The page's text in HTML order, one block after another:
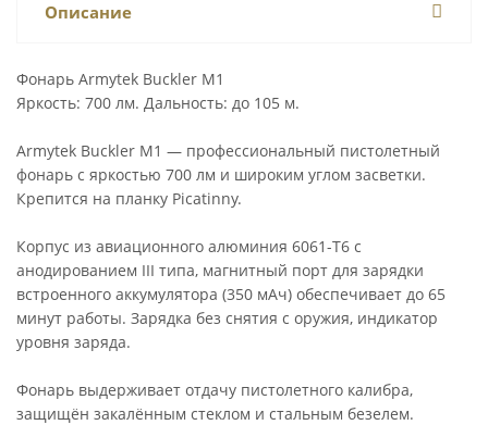
Описание
Фонарь Armytek Buckler M1
Яркость: 700 лм. Дальность: до 105 м.
Armytek Buckler M1 — профессиональный пистолетный
фонарь с яркостью 700 лм и широким углом засветки.
Крепится на планку Picatinny.
Корпус из авиационного алюминия 6061-T6 с
анодированием III типа, магнитный порт для зарядки
встроенного аккумулятора (350 мАч) обеспечивает до 65
минут работы. Зарядка без снятия с оружия, индикатор
уровня заряда.
Фонарь выдерживает отдачу пистолетного калибра,
защищён закалённым стеклом и стальным безелем.